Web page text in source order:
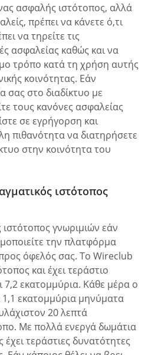
ασφαλής ιστότοπος, αλλά
πρέπει να κάνετε ό,τι
να τηρείτε τις
ασφαλείας καθώς και να
τρόπο κατά τη χρήση αυτής
κοινότητας. Εάν
σας στο διαδίκτυο με
τους κανόνες ασφαλείας
σε εγρήγορση και
πιθανότητα να διατηρήσετε
στην κοινότητα του
ιστότοπος
γνωριμιών εάν
την πλατφόρμα
όφελός σας. Το Wireclub
και έχει τεράστιο
7,2 εκατομμύρια. Κάθε μέρα ο
1,1 εκατομμύρια μηνύματα
20 λεπτά
Με πολλά ενεργά δωμάτια
τεράστιες δυνατότητες